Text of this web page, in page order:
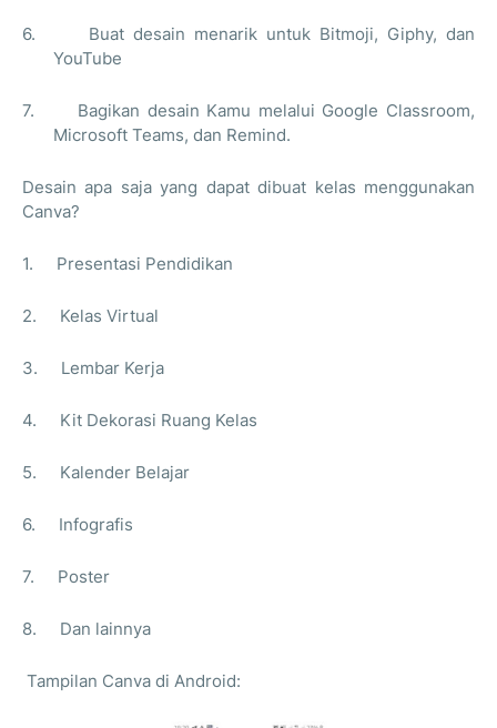
6.
Buat desain menarik untuk Bitmoji, Giphy, dan
YouTube
7.
Bagikan desain Kamu melalui Google Classroom,
Microsoft Teams, dan Remind.
Desain apa saja yang dapat dibuat kelas menggunakan
Canva?
1. Presentasi Pendidikan
2. Kelas Virtual
3. Lembar Kerja
4. Kit Dekorasi Ruang Kelas
5. Kalender Belajar
6. Infografis
7. Poster
8. Dan lainnya
Tampilan Canva di Android: